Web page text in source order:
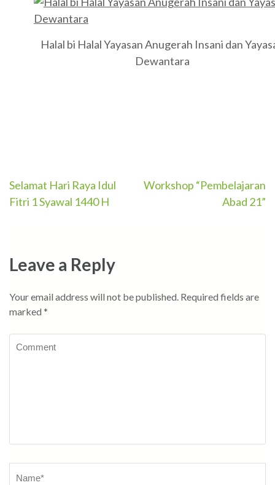
Halal bi Halal Yayasan Anugerah Insani dan
Dewantara
Post
navigation
Selamat Hari Raya Idul
Fitri 1 Syawal 1440 H
Workshop “Pembelajaran
Abad 21”
Leave a Reply
Your email address will not be published. Required fields are
marked *